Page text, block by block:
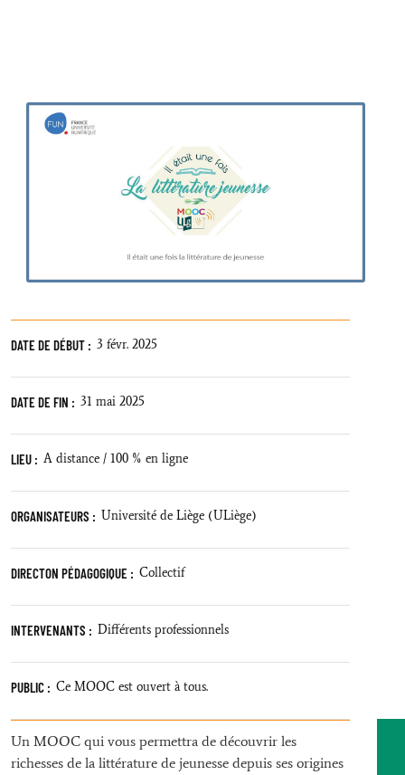
DATE DE DÉBUT : 3 févr. 2025
DATE DE FIN : 31 mai 2025
LIEU : A distance / 100 % en ligne
ORGANISATEURS : Université de Liège (ULiège)
DIRECTON PÉDAGOGIQUE : Collectif
INTERVENANTS : Différents professionnels
PUBLIC : Ce MOOC est ouvert à tous.
Un MOOC qui vous permettra de découvrir les
richesses de la littérature de jeunesse depuis ses origines